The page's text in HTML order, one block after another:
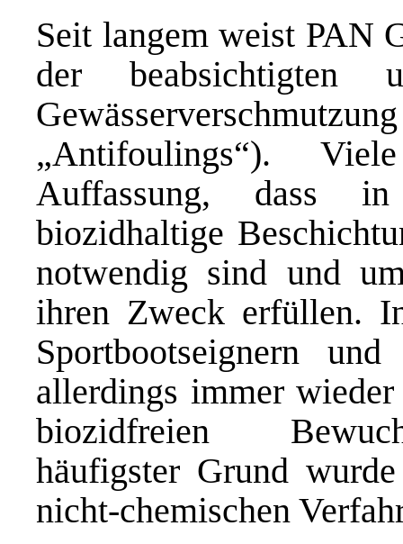
Seit langem weist PAN
der beabsichtigten
„Antifoulings“).
Auffassung, dass
biozidhaltige
notwendig sind und
ihren Zweck erfüllen.
Sportbootseignern
allerdings immer wieder
biozidfreien
häufigster Grund
nicht-chemischen